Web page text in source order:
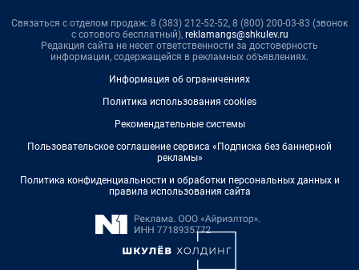
Связаться с отделом продаж: 8 (383) 212-52-52, 8 (800) 200-03-83 (звонок
с сотового бесплатный), reklamangs@shkulev.ru
Редакция сайта не несет ответственности за достоверность
информации, содержащейся в рекламных объявлениях.
Информация об ограничениях
Политика использования cookies
Рекомендательные системы
Пользовательское соглашение сервиса «Подписка без баннерной
рекламы»
Политика конфиденциальности и обработки персональных данных и
правила использования сайта